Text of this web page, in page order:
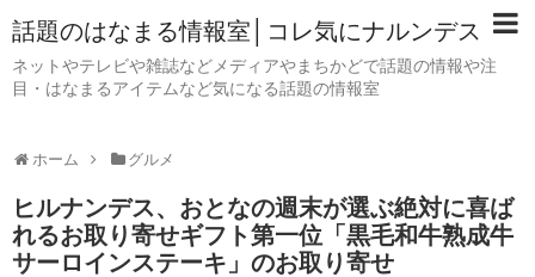
話題のはなまる情報室│コレ気にナルンデス
ネットやテレビや雑誌などメディアやまちかどで話題の情報や注
目・はなまるアイテムなど気になる話題の情報室
ホーム グルメ
ヒルナンデス、おとなの週末が選ぶ絶対に喜ば
れるお取り寄せギフト第一位「黒毛和牛熟成牛
サーロインステーキ」のお取り寄せ